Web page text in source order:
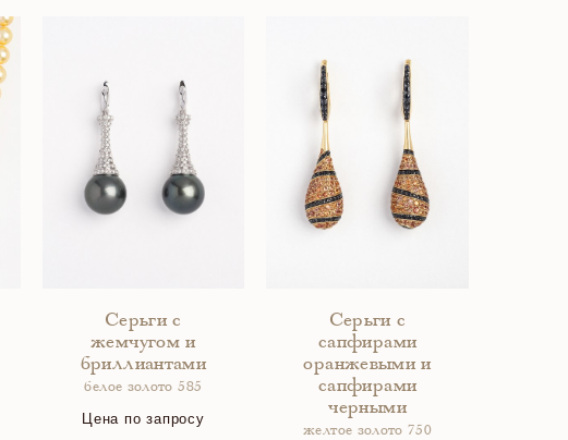
Серьги с
жемчугом и
бриллиантами
белое золото 585
Цена по запросу
Серьги с
сапфирами
оранжевыми и
сапфирами
черными
желтое золото 750